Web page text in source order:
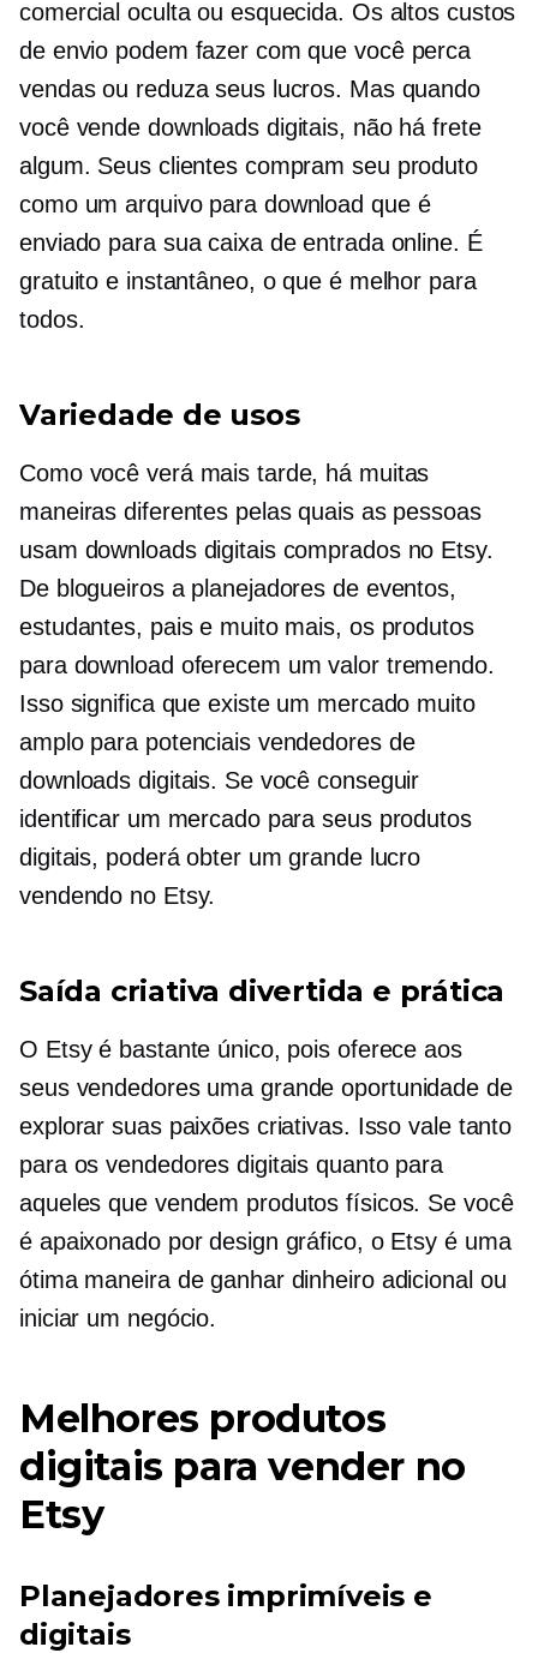
comercial oculta ou esquecida. Os altos custos
de envio podem fazer com que você perca
vendas ou reduza seus lucros. Mas quando
você vende downloads digitais, não há frete
algum. Seus clientes compram seu produto
como um arquivo para download que é
enviado para sua caixa de entrada online. É
gratuito e instantâneo, o que é melhor para
todos.
Variedade de usos
Como você verá mais tarde, há muitas
maneiras diferentes pelas quais as pessoas
usam downloads digitais comprados no Etsy.
De blogueiros a planejadores de eventos,
estudantes, pais e muito mais, os produtos
para download oferecem um valor tremendo.
Isso significa que existe um mercado muito
amplo para potenciais vendedores de
downloads digitais. Se você conseguir
identificar um mercado para seus produtos
digitais, poderá obter um grande lucro
vendendo no Etsy.
Saída criativa divertida e prática
O Etsy é bastante único, pois oferece aos
seus vendedores uma grande oportunidade de
explorar suas paixões criativas. Isso vale tanto
para os vendedores digitais quanto para
aqueles que vendem produtos físicos. Se você
é apaixonado por design gráfico, o Etsy é uma
ótima maneira de ganhar dinheiro adicional ou
iniciar um negócio.
Melhores produtos
digitais para vender no
Etsy
Planejadores imprimíveis e
digitais